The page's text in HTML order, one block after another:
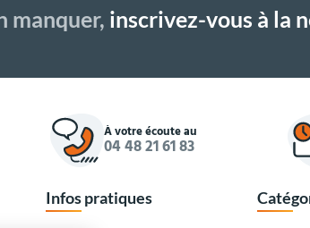
manquer, inscrivez-vous à la
À votre écoute au
04 48 21 61 83
Infos pratiques